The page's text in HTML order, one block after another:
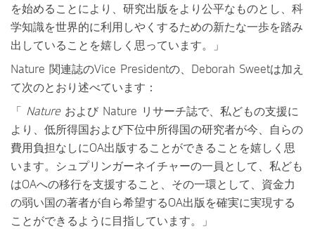
を始めることにより、研究出版をより公平なものとし、科
学知識を世界的に利用しやくするための新たな一歩を踏み
出していることを嬉しく思っています。」
Nature 関連誌のVice Presidentの、Deborah Sweetは加え
て次のとおり述べています：
「 Nature および Nature リサーチ誌で、私どもの支援に
より、低所得国および下位中所得国の研究者が今、自らの
費用負担なしにOA出版することができることを嬉しく思
います。シュプリンガーネイチャーの一員として、私ども
はOAへの移行を支援すること、その一環として、資金力
の弱い国の著者が自ら希望するOA出版を確実に実現する
ことができるように目指しています。」